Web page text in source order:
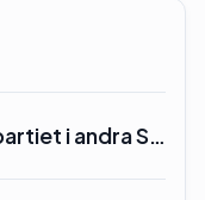
i andra S…